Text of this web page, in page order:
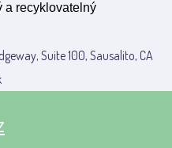
a recyklovatelný
Suite 100, Sausalito, CA